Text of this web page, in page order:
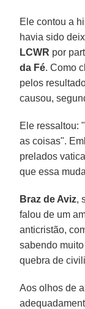
Ele contou a
havia sido
LCWR por
da Fé. Como
pelos
causou,
Ele ressaltou:
as coisas".
prelados
que essa
Braz de Aviz,
falou de um
anticristão,
sabendo
quebra de
Aos olhos de